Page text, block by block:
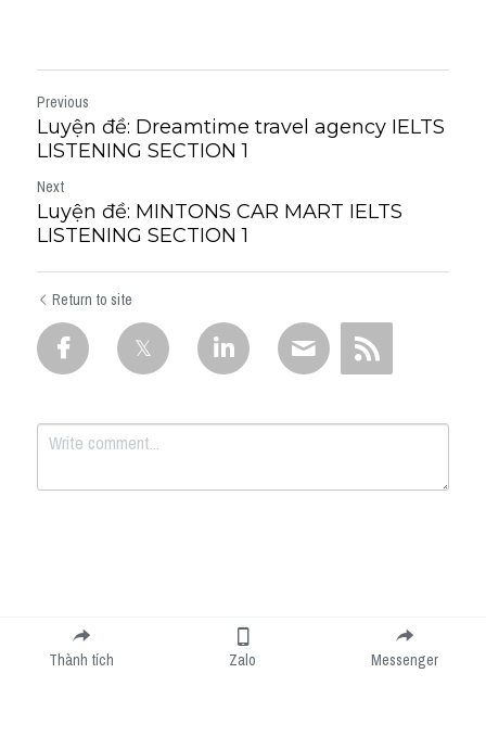
Previous
Luyện đề: Dreamtime travel agency IELTS
LISTENING SECTION 1
Next
Luyện đề: MINTONS CAR MART IELTS
LISTENING SECTION 1
Return to site
Submit
Thành tích Zalo Messenger